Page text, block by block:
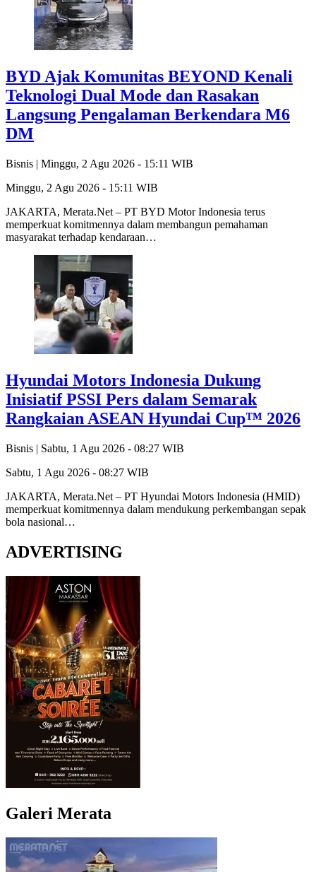
BYD Ajak Komunitas BEYOND Kenali
Teknologi Dual Mode dan Rasakan
Langsung Pengalaman Berkendara M6
DM
Bisnis | Minggu, 2 Agu 2026 - 15:11 WIB
Minggu, 2 Agu 2026 - 15:11 WIB
JAKARTA, Merata.Net – PT BYD Motor Indonesia terus
memperkuat komitmennya dalam membangun pemahaman
masyarakat terhadap kendaraan…
Hyundai Motors Indonesia Dukung
Inisiatif PSSI Pers dalam Semarak
Rangkaian ASEAN Hyundai Cup™ 2026
Bisnis | Sabtu, 1 Agu 2026 - 08:27 WIB
Sabtu, 1 Agu 2026 - 08:27 WIB
JAKARTA, Merata.Net – PT Hyundai Motors Indonesia (HMID)
memperkuat komitmennya dalam mendukung perkembangan sepak
bola nasional…
ADVERTISING
Galeri Merata